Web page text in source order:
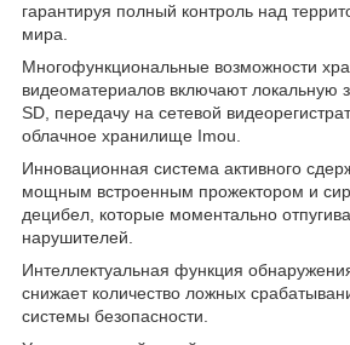
гарантируя полный контроль над
мира.
Многофункциональные возможности
видеоматериалов включают локальную
SD, передачу на сетевой
облачное хранилище Imou.
Инновационная система активного
мощным встроенным прожектором и
децибел, которые моментально
нарушителей.
Интеллектуальная функция
снижает количество ложных
системы безопасности.